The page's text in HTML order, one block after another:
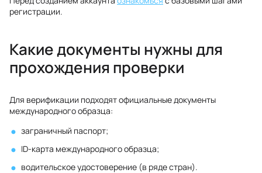
регистрации.
Какие документы нужны для
прохождения проверки
Для верификации подходят официальные документы
международного образца:
заграничный паспорт;
ID-карта международного образца;
водительское удостоверение (в ряде стран).